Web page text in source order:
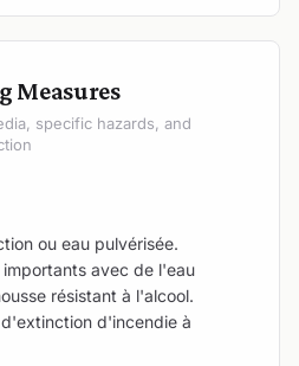
Measures
specific hazards, and
ou eau pulvérisée.
avec de l'eau
résistant à l'alcool.
d'incendie à